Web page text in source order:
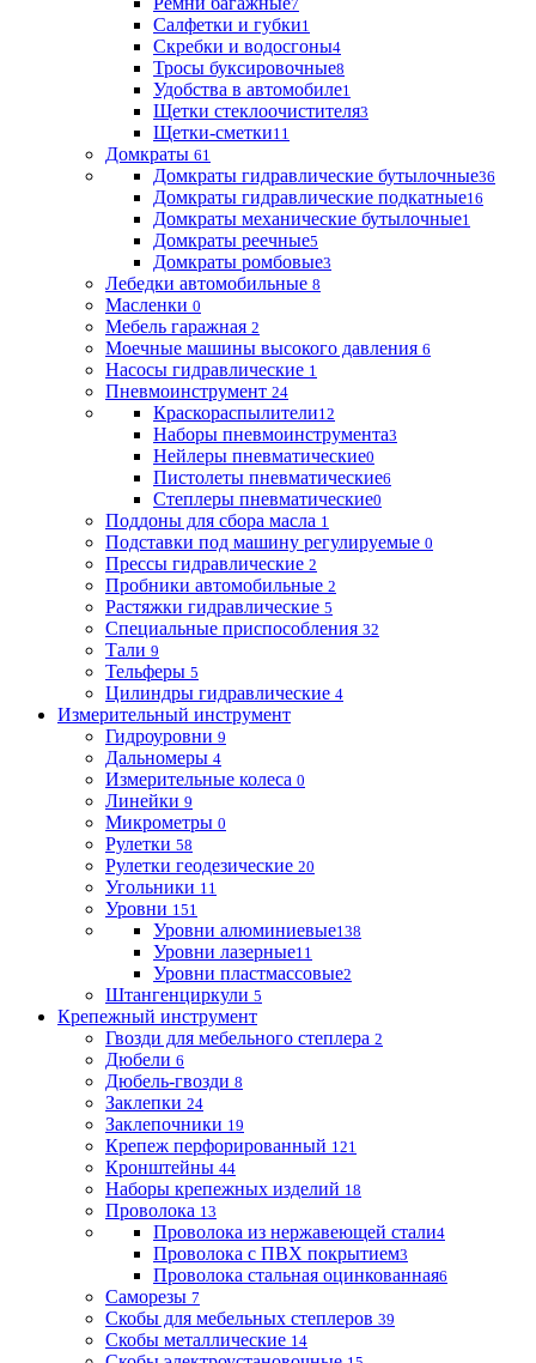
7
Салфетки и губки1
Скребки и водосгоны4
Тросы буксировочные8
Удобства в автомобиле1
Щетки стеклоочистителя3
Щетки-сметки11
Домкраты 61
Домкраты гидравлические бутылочные36
Домкраты гидравлические подкатные16
Домкраты механические бутылочные1
Домкраты реечные5
Домкраты ромбовые3
Лебедки автомобильные 8
Масленки 0
Мебель гаражная 2
Моечные машины высокого давления 6
Насосы гидравлические 1
Пневмоинструмент 24
Краскораспылители12
Наборы пневмоинструмента3
Нейлеры пневматические0
Пистолеты пневматические6
Степлеры пневматические0
Поддоны для сбора масла 1
Подставки под машину регулируемые 0
Прессы гидравлические 2
Пробники автомобильные 2
Растяжки гидравлические 5
Специальные приспособления 32
Тали 9
Тельферы 5
Цилиндры гидравлические 4
Измерительный инструмент
Гидроуровни 9
Дальномеры 4
Измерительные колеса 0
Линейки 9
Микрометры 0
Рулетки 58
Рулетки геодезические 20
Угольники 11
Уровни 151
Уровни алюминиевые138
Уровни лазерные11
Уровни пластмассовые2
Штангенциркули 5
Крепежный инструмент
Гвозди для мебельного степлера 2
Дюбели 6
Дюбель-гвозди 8
Заклепки 24
Заклепочники 19
Крепеж перфорированный 121
Кронштейны 44
Наборы крепежных изделий 18
Проволока 13
Проволока из нержавеющей стали4
Проволока с ПВХ покрытием3
Проволока стальная оцинкованная6
Саморезы 7
Скобы для мебельных степлеров 39
Скобы металлические 14